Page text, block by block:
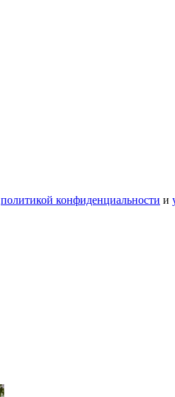
политикой конфиденциальности и